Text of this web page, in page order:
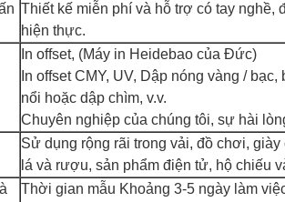
Thiết kế miễn phí và hỗ trợ có tay nghề,
hiện thực.
In offset, (Máy in Heidebao của Đức)
In offset CMY, UV, Dập nóng vàng /
nổi hoặc dập chìm, v.v.
Chuyên nghiệp của chúng tôi, sự hài
Sử dụng rộng rãi trong vải, đồ chơi,
lá và rượu, sản phẩm điện tử, hộ chiếu
Thời gian mẫu Khoảng 3-5 ngày làm